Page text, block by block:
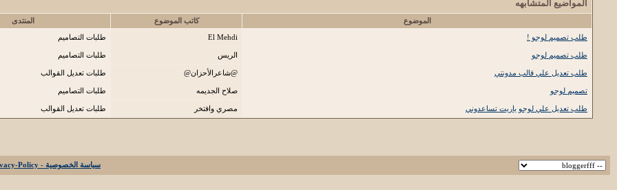
المواضيع المتشابهه
الموضوع كاتب الموضوع المنتدى
طلب تصميم لوجو !
El Mehdi طلبات التصاميم
طلب تصميم لوجو الريس طلبات التصاميم
طلب تعديل علي قالب مدونتي @شاعرالأحزان@ طلبات تعديل القوالب
تصميم لوجو صلاح الجديمه طلبات التصاميم
طلب تعديل علي لوجو ياريت تساعدوني مصري وافتخر طلبات تعديل القوالب
سياسة الخصوصية - Privacy-Policy